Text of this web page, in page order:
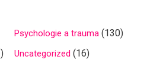
Psychologie a trauma (130)
Uncategorized (16)